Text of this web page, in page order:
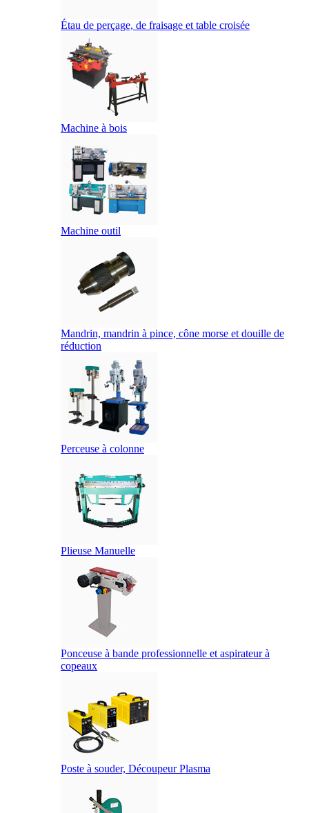
Étau de perçage, de fraisage et table croisée
Machine à bois
Machine outil
Mandrin, mandrin à pince, cône morse et douille de
réduction
Perceuse à colonne
Plieuse Manuelle
Ponceuse à bande professionnelle et aspirateur à
copeaux
Poste à souder, Découpeur Plasma